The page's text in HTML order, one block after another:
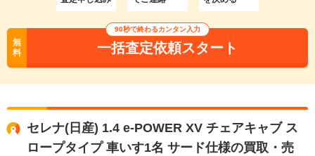
無
料
90秒で終わるカンタン入力
一括査定依頼スタート
セレナ(日産) 1.4 e-POWER XV チェアキャブ ス
ロープタイプ 車いす1名 サード仕様の買取・売